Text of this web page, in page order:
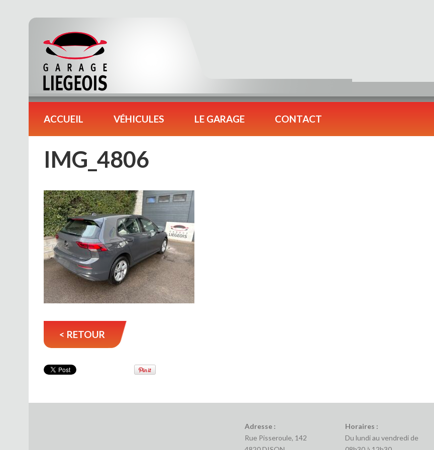
ACCUEIL VÉHICULES LE GARAGE CONTACT
IMG_4806
< RETOUR
Adresse :
Rue Pisseroule, 142
Horaires :
Du lundi au vendredi de